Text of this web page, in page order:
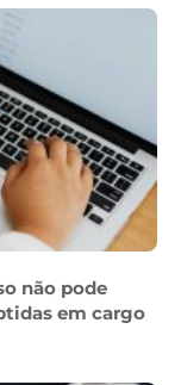
não pode
em cargo